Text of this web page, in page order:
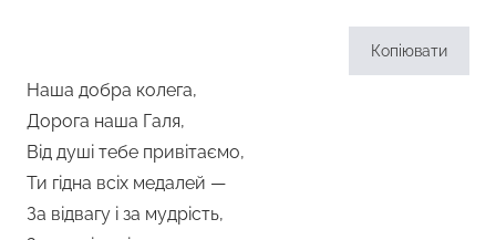
Копіювати
Наша добра колега,
Дорога наша Галя,
Від душі тебе привітаємо,
Ти гідна всіх медалей —
За відвагу і за мудрість,